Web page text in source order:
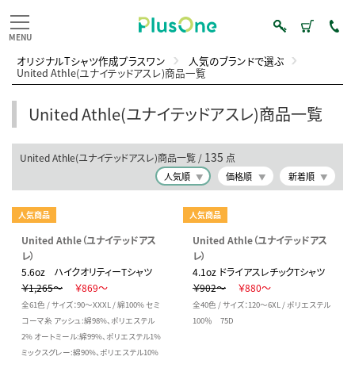
オリジナルTシャツ作成プラスワン 人気のブランドで選ぶ
United Athle(ユナイテッドアスレ)商品一覧
United Athle(ユナイテッドアスレ)商品一覧
United Athle(ユナイテッドアスレ)商品一覧 / 135 点
人気順 価格順 新着順
人気商品
United Athle（ユナイテッドアス
レ）
5.6oz ハイクオリティーTシャツ
￥1,265～
￥869～
全61色 / サイズ：90～XXXL / 綿100% セミ
コーマ糸 アッシュ:綿98%、ポリエステル
2% オートミール:綿99%、ポリエステル1%
ミックスグレー:綿90%、ポリエステル10%
人気商品
United Athle（ユナイテッドアス
レ）
4.1oz ドライアスレチックTシャツ
￥902～
￥880～
全40色 / サイズ：120～6XL / ポリエステル
100％ 75D